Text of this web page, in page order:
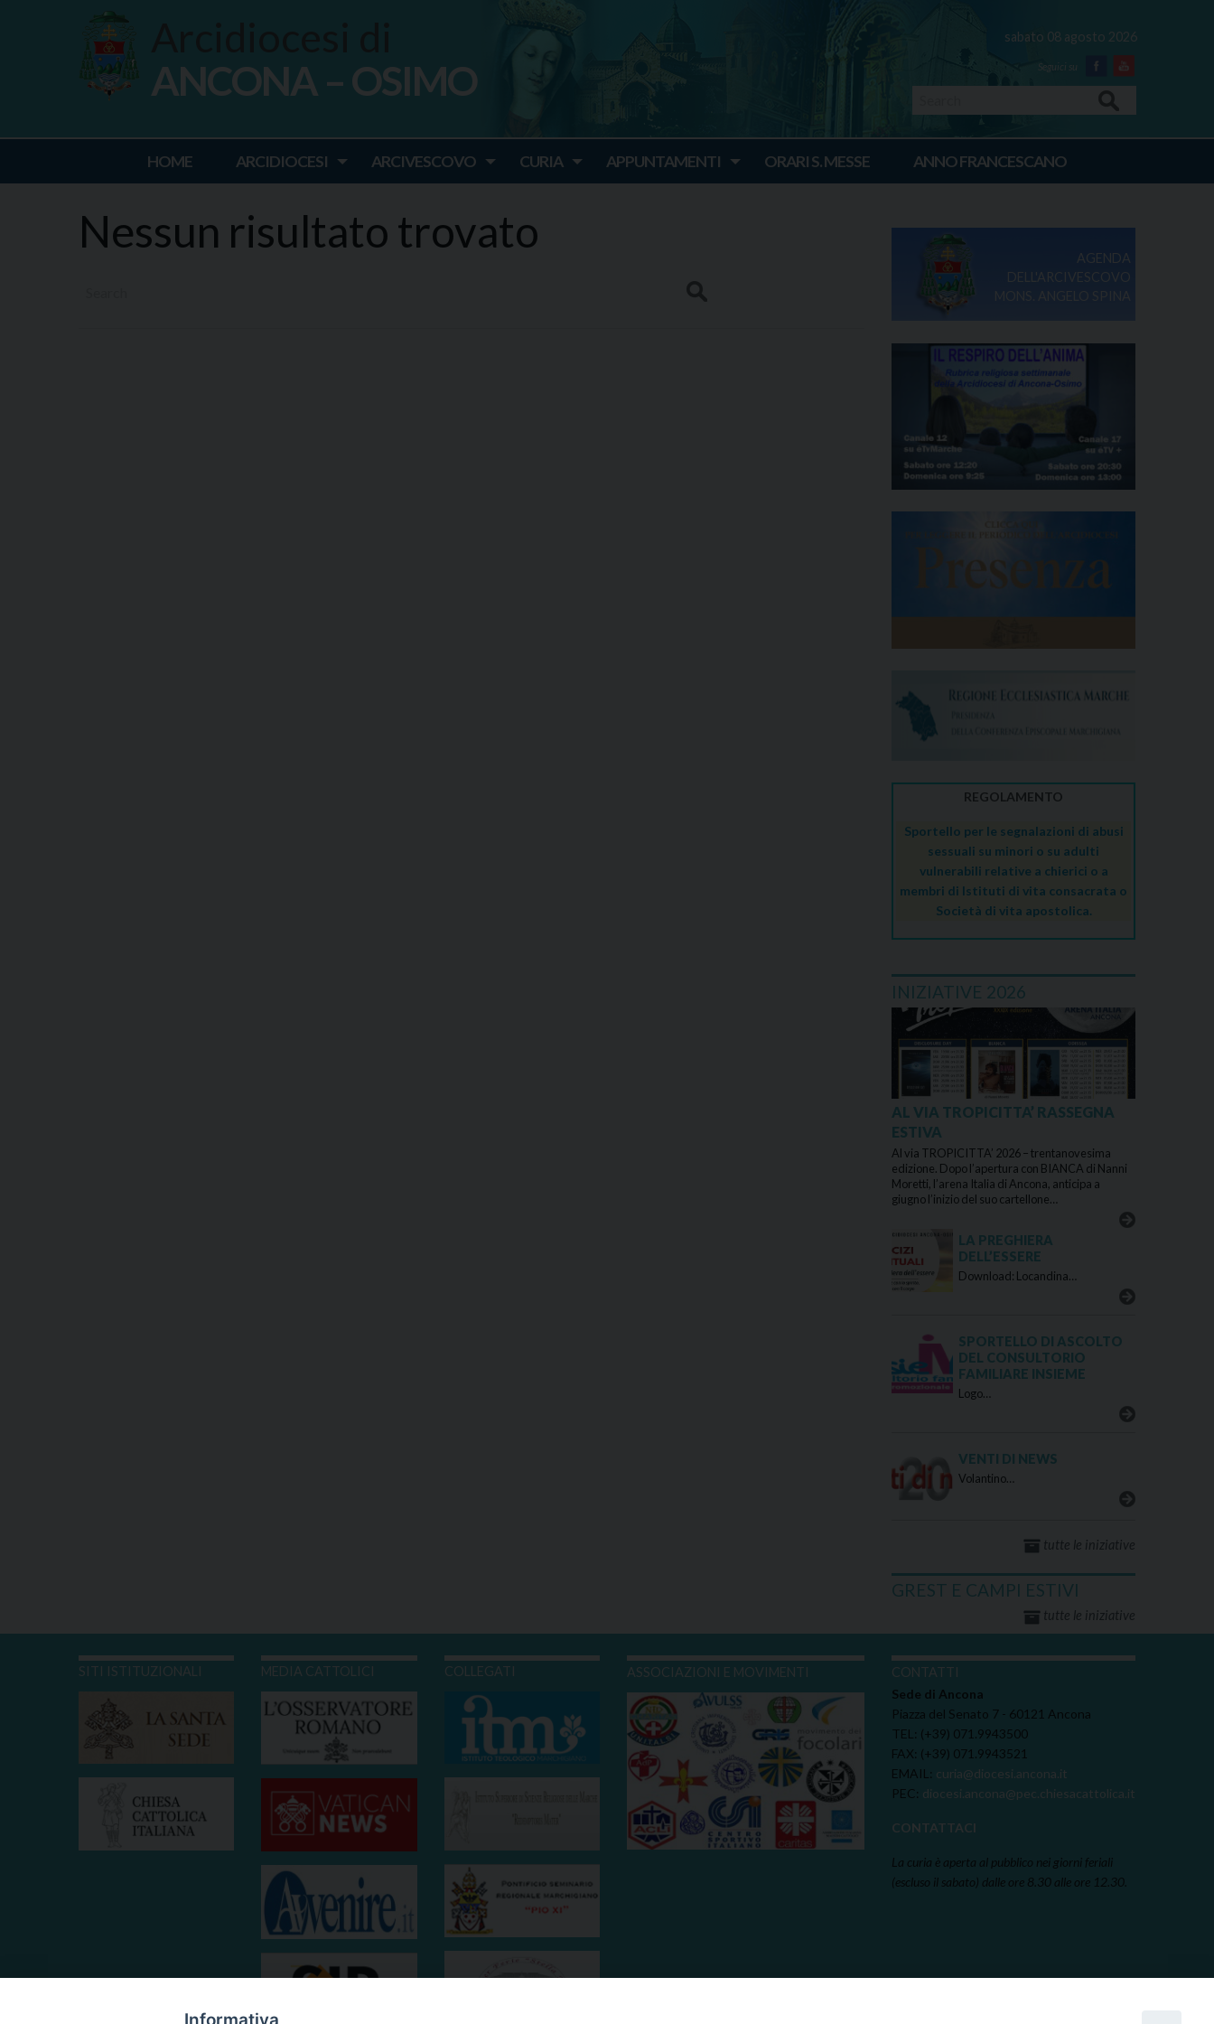
sabato 08 agosto 2026
Facebook
Youtube
Ancona Osimo
ANCONA – OSIMO
HOME ARCIDIOCESI ARCIVESCOVO CURIA APPUNTAMENTI ORARI S. MESSE ANNO FRANCESCANO
Nessun risultato trovato
AGENDA
DELL'ARCIVESCOVO
REGOLAMENTO
Sportello per le segnalazioni di abusi
sessuali su minori o su adulti
vulnerabili relative a chierici o a
membri di Istituti di vita consacrata o
Società di vita apostolica.
INIZIATIVE 2026
AL VIA TROPICITTA’ RASSEGNA
ESTIVA
Al via TROPICITTA’ 2026 – trentanovesima
edizione. Dopo l’apertura con BIANCA di Nanni
Moretti, l’arena Italia di Ancona, anticipa a
giugno l’inizio del suo cartellone…
LA PREGHIERA
DELL’ESSERE
Download: Locandina…
SPORTELLO DI ASCOLTO
DEL CONSULTORIO
FAMILIARE INSIEME
Logo…
VENTI DI NEWS
Volantino…
tutte le iniziative
GREST E CAMPI ESTIVI
tutte le iniziative
SITI ISTITUZIONALI MEDIA CATTOLICI COLLEGATI ASSOCIAZIONI E MOVIMENTI
CONTATTI
Sede di Ancona
Piazza del Senato 7 - 60121 Ancona
TEL: (+39) 071.9943500
FAX: (+39) 071.9943521
EMAIL: curia@diocesi.ancona.it
PEC: diocesi.ancona@pec.chiesacattolica.it
CONTATTACI
La curia è aperta al pubblico nei giorni feriali
(escluso il sabato) dalle ore 8.30 alle ore 12.30.